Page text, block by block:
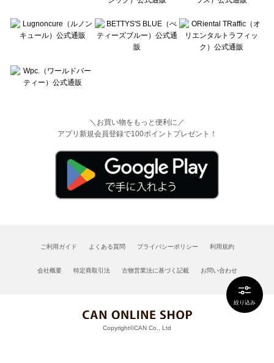
絞り込み
＼お買い物をもっと便利に／
アプリ新規会員登録で100ポイントプレゼント！
ご利用ガイド よくある質問 プライバシーポリシー 利用規約
会社概要 特定商取引法 古物営業法に基づく記載 お問い合わせ
Copyright©CAN Co., Ltd